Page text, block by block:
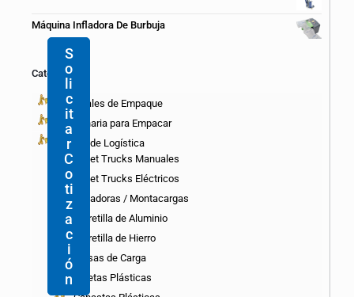
Máquina Infladora De Burbuja
Categorías
Materiales de Empaque
Maquinaria para Empacar
Equipo de Logística
Pallet Trucks Manuales
Pallet Trucks Eléctricos
Apiladoras / Montacargas
Carretilla de Aluminio
Carretilla de Hierro
Mesas de Carga
Paletas Plásticas
S
o
li
c
it
a
r
C
o
ti
z
a
c
i
ó
n